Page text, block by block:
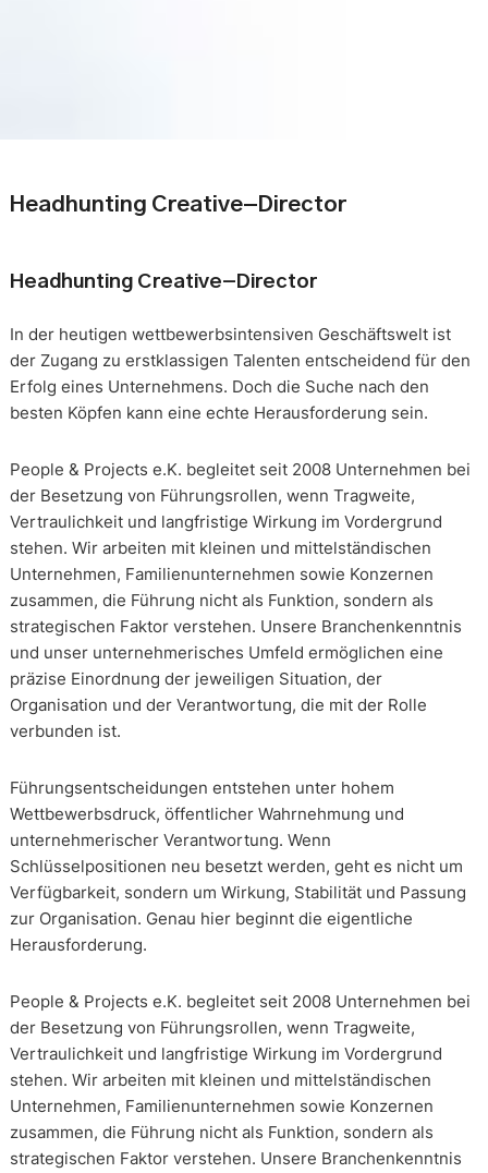
Headhunting Creative-Director
Headhunting Creative-Director
In der heutigen wettbewerbsintensiven Geschäftswelt ist
der Zugang zu erstklassigen Talenten entscheidend für den
Erfolg eines Unternehmens. Doch die Suche nach den
besten Köpfen kann eine echte Herausforderung sein.
People & Projects e.K. begleitet seit 2008 Unternehmen bei
der Besetzung von Führungsrollen, wenn Tragweite,
Vertraulichkeit und langfristige Wirkung im Vordergrund
stehen. Wir arbeiten mit kleinen und mittelständischen
Unternehmen, Familienunternehmen sowie Konzernen
zusammen, die Führung nicht als Funktion, sondern als
strategischen Faktor verstehen. Unsere Branchenkenntnis
und unser unternehmerisches Umfeld ermöglichen eine
präzise Einordnung der jeweiligen Situation, der
Organisation und der Verantwortung, die mit der Rolle
verbunden ist.
Führungsentscheidungen entstehen unter hohem
Wettbewerbsdruck, öffentlicher Wahrnehmung und
unternehmerischer Verantwortung. Wenn
Schlüsselpositionen neu besetzt werden, geht es nicht um
Verfügbarkeit, sondern um Wirkung, Stabilität und Passung
zur Organisation. Genau hier beginnt die eigentliche
Herausforderung.
People & Projects e.K. begleitet seit 2008 Unternehmen bei
der Besetzung von Führungsrollen, wenn Tragweite,
Vertraulichkeit und langfristige Wirkung im Vordergrund
stehen. Wir arbeiten mit kleinen und mittelständischen
Unternehmen, Familienunternehmen sowie Konzernen
zusammen, die Führung nicht als Funktion, sondern als
strategischen Faktor verstehen. Unsere Branchenkenntnis